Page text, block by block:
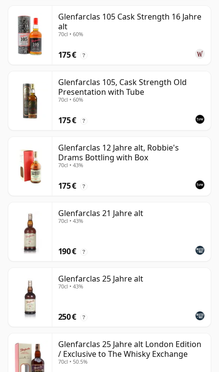
Glenfarclas 105 Cask Strength 16 Jahre
alt
70cl • 60%
175 € ?
Glenfarclas 105, Cask Strength Old
Presentation with Tube
70cl • 60%
175 € ?
Glenfarclas 12 Jahre alt, Robbie's
Drams Bottling with Box
70cl • 43%
175 € ?
Glenfarclas 21 Jahre alt
70cl • 43%
190 € ?
Glenfarclas 25 Jahre alt
70cl • 43%
250 € ?
Glenfarclas 25 Jahre alt London Edition
/ Exclusive to The Whisky Exchange
70cl • 50.5%